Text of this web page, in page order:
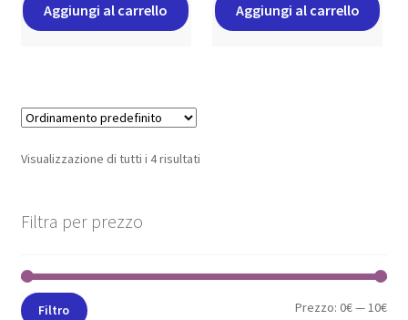
Aggiungi al carrello Aggiungi al carrello
Visualizzazione di tutti i 4 risultati
Filtra per prezzo
Filtro Prezzo:0€— 10€